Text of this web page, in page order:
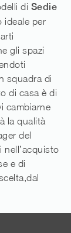
di Sedie
ideale per
gli spazi
squadra di
di casa è di
cambiarne
la qualità
del
e di